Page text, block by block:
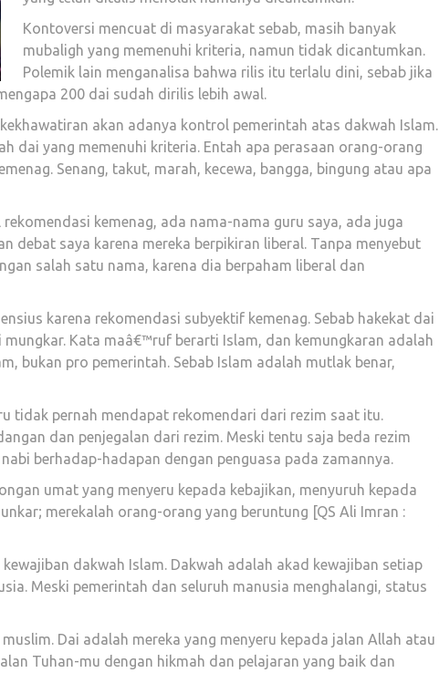
Kontoversi mencuat di masyarakat sebab, masih banyak
mubaligh yang memenuhi kriteria, namun tidak dicantumkan.
Polemik lain menganalisa bahwa rilis itu terlalu dini, sebab jika
200 dai sudah dirilis lebih awal.
akan adanya kontrol pemerintah atas dakwah Islam.
dai yang memenuhi kriteria. Entah apa perasaan orang-orang
Senang, takut, marah, kecewa, bangga, bingung atau apa
kemenag, ada nama-nama guru saya, ada juga
debat saya karena mereka berpikiran liberal. Tanpa menyebut
salah satu nama, karena dia berpaham liberal dan
karena rekomendasi subyektif kemenag. Sebab hakekat dai
Kata maâ€™ruf berarti Islam, dan kemungkaran adalah
bukan pro pemerintah. Sebab Islam adalah mutlak benar,
tidak pernah mendapat rekomendari dari rezim saat itu.
dan penjegalan dari rezim. Meski tentu saja beda rezim
berhadap-hadapan dengan penguasa pada zamannya.
umat yang menyeru kepada kebajikan, menyuruh kepada
merekalah orang-orang yang beruntung [QS Ali Imran :
dakwah Islam. Dakwah adalah akad kewajiban setiap
Meski pemerintah dan seluruh manusia menghalangi, status
Dai adalah mereka yang menyeru kepada jalan Allah atau
Tuhan-mu dengan hikmah dan pelajaran yang baik dan